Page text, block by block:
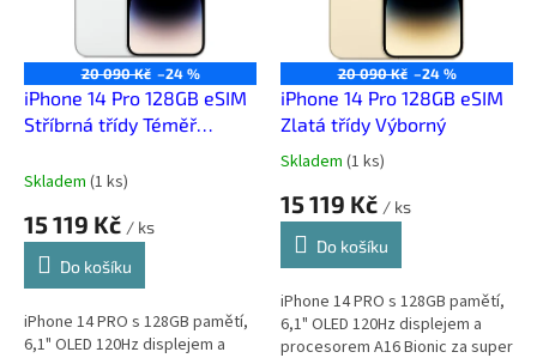
20 090 Kč –24 %
iPhone 14 Pro 128GB eSIM
Stříbrná třídy Téměř
Skladem (1 ks)
15 119 Kč / ks
Do košíku
iPhone 14 PRO s 128GB pamětí,
6,1" OLED 120Hz displejem a
20 090 Kč –24 %
iPhone 14 Pro 128GB eSIM
Zlatá třídy Výborný
Průměrné
produktu
4,5
5
hvězdiček.
Skladem (1 ks)
15 119 Kč / ks
Do košíku
iPhone 14 PRO s 128GB pamětí,
6,1" OLED 120Hz displejem a
procesorem A16 Bionic za super